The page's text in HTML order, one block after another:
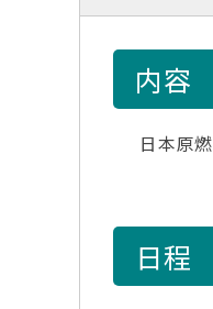
内容
日本原
日程